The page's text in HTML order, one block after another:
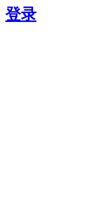
登录